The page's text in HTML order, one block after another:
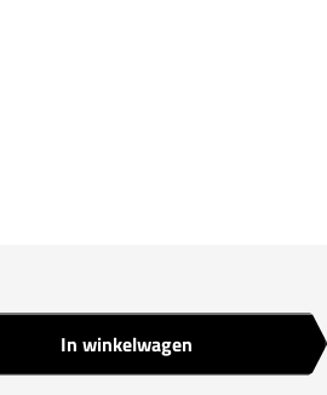
In winkelwagen